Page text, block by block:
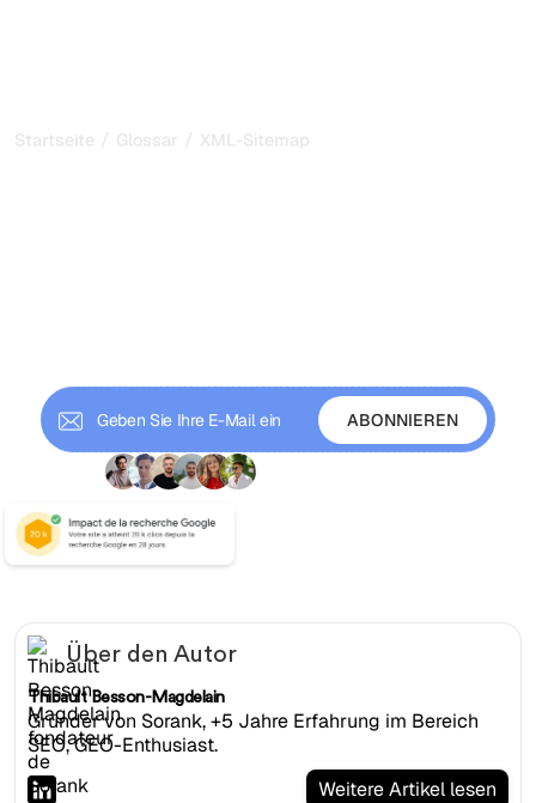
Startseite / Glossar / XML-Sitemap
Über den Autor
Thibault Besson-Magdelain
Gründer von Sorank, +5 Jahre Erfahrung im Bereich
SEO, GEO-Enthusiast.
Weitere Artikel lesen